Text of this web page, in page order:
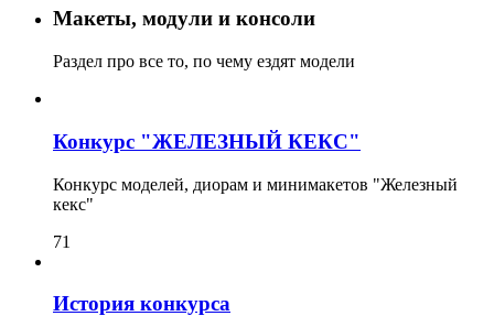
Макеты, модули и консоли
Раздел про все то, по чему ездят модели
Конкурс "ЖЕЛЕЗНЫЙ КЕКС"
Конкурс моделей, диорам и минимакетов "Железный
кекс"
71
История конкурса